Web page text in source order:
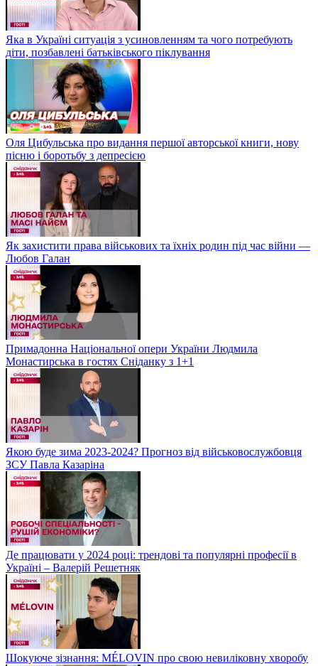
Яка в Україні ситуація з усиновленням та чого потребують
діти, позбавлені батьківського піклування
Оля Цибульська про видання першої авторської книги, нову
пісню і боротьбу з депресією
Як захистити права військових та їхніх родин під час війни —
Любов Галан
Примадонна Національної опери України Людмила
Монастирська в гостях Сніданку з 1+1
Якою буде зима 2023-2024? Прогноз від військовослужбовця
ЗСУ Павла Казаріна
Де працювати у 2024 році: трендові та популярні професії в
Україні – Валерій Решетняк
Шокуюче зізнання: MÉLOVIN про свою невиліковну хворобу